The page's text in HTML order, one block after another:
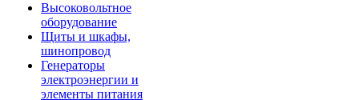
Высоковольтное
оборудование
Щиты и шкафы,
шинопровод
Генераторы
электроэнергии и
элементы питания